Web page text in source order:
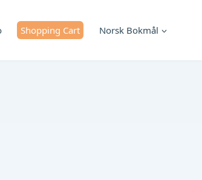
Shopping Cart Norsk Bokmål